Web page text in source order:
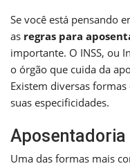
Se você está pensando
as regras para
importante. O INSS, ou
o órgão que cuida da
Existem diversas
suas especificidades.
Uma das formas mais